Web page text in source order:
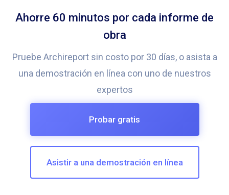
Ahorre 60 minutos por cada informe de
obra
Pruebe Archireport sin costo por 30 días, o asista a
una demostración en línea con uno de nuestros
expertos
Probar gratis
Asistir a una demostración en línea